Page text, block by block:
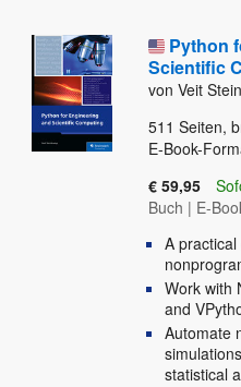
Python
Scientific
von Veit
511 Seiten,
E-Book-
€ 59,95
Buch | E-
A
Work with
and
Automate
statistical